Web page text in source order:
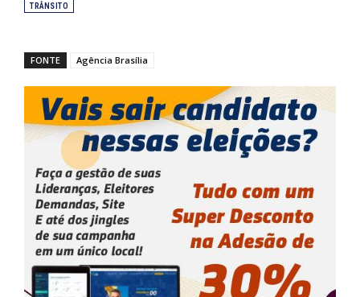
TRÂNSITO
FONTE Agência Brasília